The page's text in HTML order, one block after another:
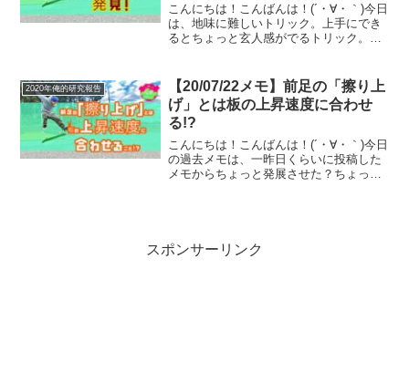
こんにちは！こんばんは！(´・∀・｀)今日
は、地味に難しいトリック。上手にでき
るとちょっと玄人感がでるトリック。あ
なできるあのトリック。(´・∀・｀)笑F/S
POP ...
2020年俺的研究報告
【20/07/22メモ】前足の「擦り上
げ」とは板の上昇速度に合わせ
る!?
こんにちは！こんばんは！(´・∀・｀)今日
の過去メモは、一昨日くらいに投稿した
メモからちょっと発展させた？ちょっと
スポンサーリンク